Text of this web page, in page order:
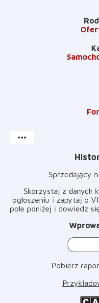
more_horiz
Sprzedający
Skorzystaj z danych
ogłoszeniu i zapytaj o
pole poniżej i dowiedz
Pobierz